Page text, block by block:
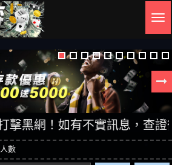
如有不實訊息，查證後立即